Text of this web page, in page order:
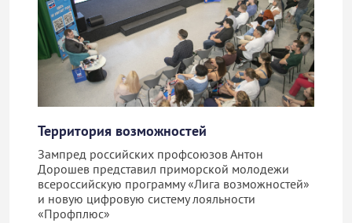
Территория возможностей
Зампред российских профсоюзов Антон
Дорошев представил приморской молодежи
всероссийскую программу «Лига возможностей»
и новую цифровую систему лояльности
«Профплюс»